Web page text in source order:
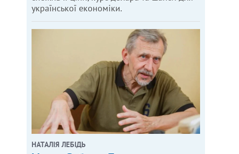
української економіки.
НАТАЛІЯ ЛЕБІДЬ